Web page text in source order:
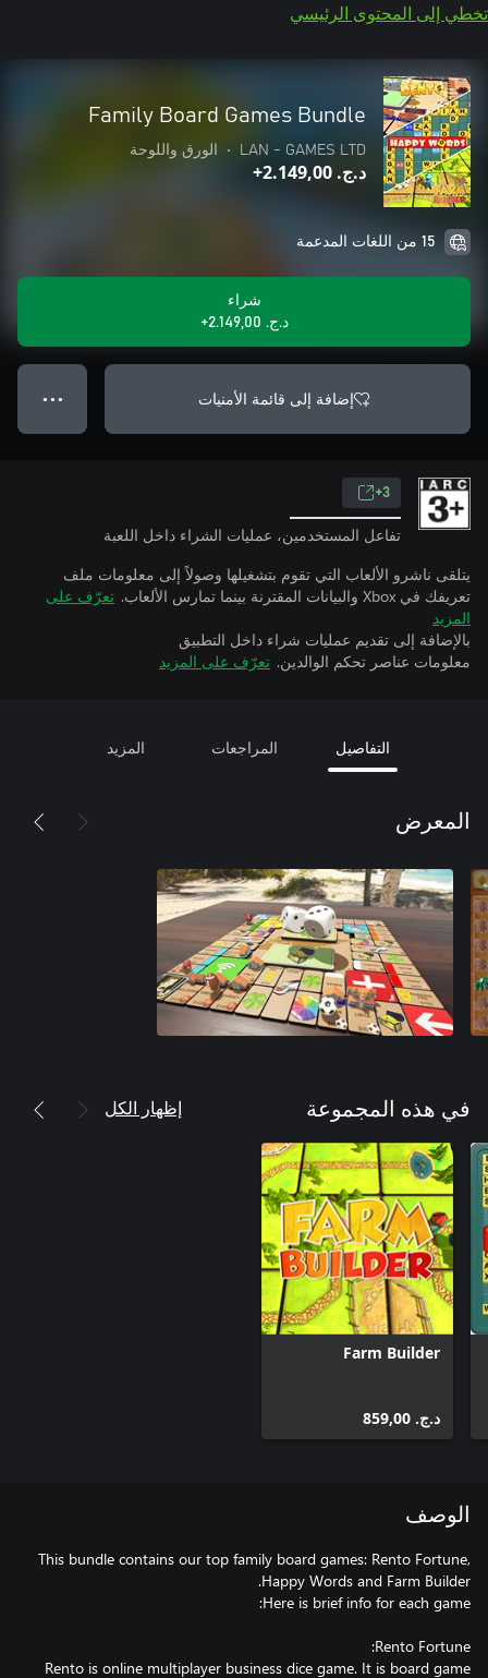
تخطي إلى المحتوى الرئيسي
Family Board Games Bundle
LAN - GAMES LTD
• الورق واللوحة
د.ج.‏ 2.149,00+
15 من اللغات المدعمة
شراء
د.ج.‏ 2.149,00+
إضافة إلى قائمة الأمنيات ● ● ●
3+
تفاعل المستخدمين، عمليات الشراء داخل اللعبة
يتلقى ناشرو الألعاب التي تقوم بتشغيلها وصولاً إلى معلومات ملف
تعريفك في Xbox والبيانات المقترنة بينما تمارس الألعاب.
تعرّف على
المزيد
بالإضافة إلى تقديم عمليات شراء داخل التطبيق
معلومات عناصر تحكم الوالدين. تعرّف على المزيد
التفاصيل المراجعات المزيد
المعرض
في هذه المجموعة إظهار الكل
Farm Builder
د.ج.‏ 859,00
الوصف
This bundle contains our top family board games: Rento Fortune,
Rento is online multiplayer business dice game. It is board game